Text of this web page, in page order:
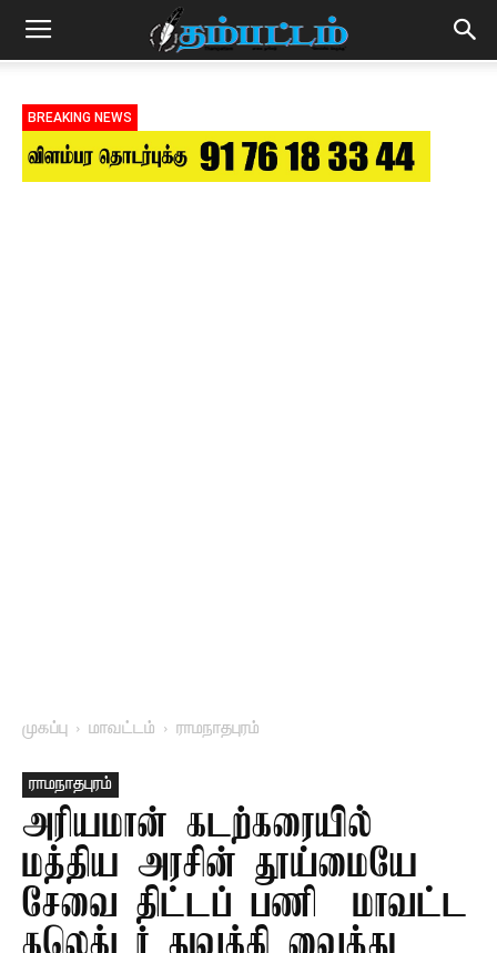
BREAKING NEWS
முகப்பு மாவட்டம் ராமநாதபுரம்
ராமநாதபுரம்
அரியமான் கடற்கரையில்
மத்திய அரசின் தூய்மையே
சேவை திட்டப் பணி – மாவட்ட